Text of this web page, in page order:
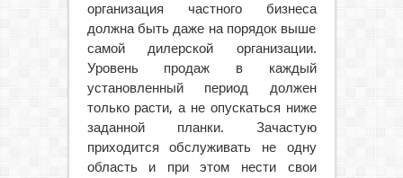
организация частного бизнеса
должна быть даже на порядок выше
самой дилерской организации.
Уровень продаж в каждый
установленный период должен
только расти, а не опускаться ниже
заданной планки. Зачастую
приходится обслуживать не одну
область и при этом нести свои